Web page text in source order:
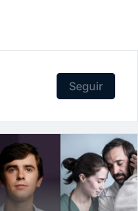
Seguir